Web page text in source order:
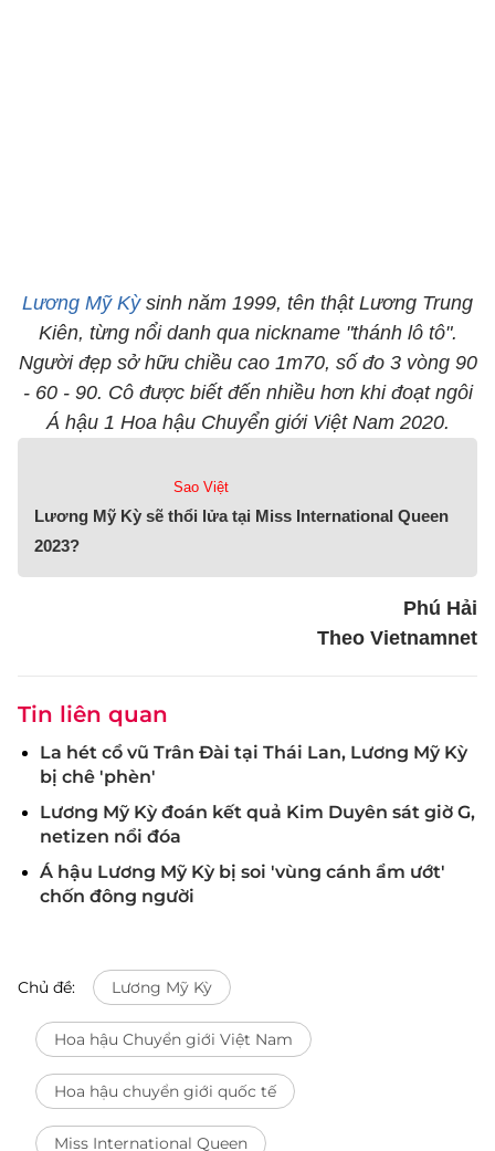
Lương Mỹ Kỳsinh năm 1999, tên thật Lương Trung
Kiên, từng nổi danh qua nickname "thánh lô tô".
Người đẹp sở hữu chiều cao 1m70, số đo 3 vòng 90
- 60 - 90. Cô được biết đến nhiều hơn khi đoạt ngôi
Á hậu 1 Hoa hậu Chuyển giới Việt Nam 2020.
Sao Việt
Lương Mỹ Kỳ sẽ thổi lửa tại Miss International Queen
2023?
Phú Hải
Theo Vietnamnet
Tin liên quan
La hét cổ vũ Trân Đài tại Thái Lan, Lương Mỹ Kỳ
bị chê 'phèn'
Lương Mỹ Kỳ đoán kết quả Kim Duyên sát giờ G,
netizen nổi đóa
Á hậu Lương Mỹ Kỳ bị soi 'vùng cánh ẩm ướt'
chốn đông người
Chủ đề: Lương Mỹ Kỳ
Hoa hậu Chuyển giới Việt Nam
Hoa hậu chuyển giới quốc tế
Miss International Queen